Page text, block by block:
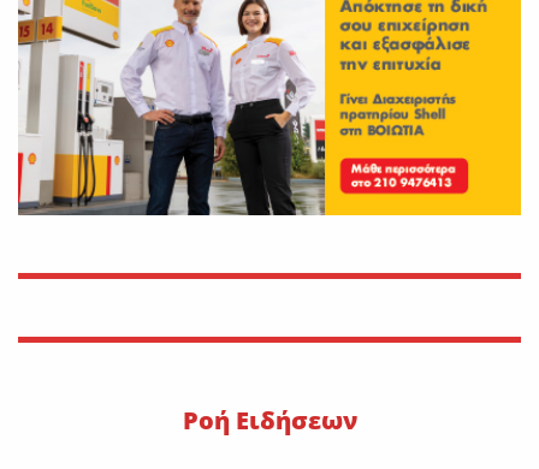
30 Ιουλίου 1470: Ο Μωάμεθ ο
Β’ στη Λιβαδειά
On29 Ιουλίου 2026
Η METLEN υπογράφει
εμβληματική συμφωνία
προμήθειας γαλλίου
Κατά πλειοψηφία εγκρίθηκε
Pοή Ειδήσεων